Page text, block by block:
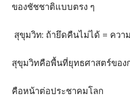
ของชัชชาติแบบตรง ๆ
สุขุมวิท: ถ้ายึดคืนไม่ได้ = ควา
สุขุมวิทคือพื้นที่ยุทธศาสตร์ของ
คือหน้าต่อประชาคมโลก